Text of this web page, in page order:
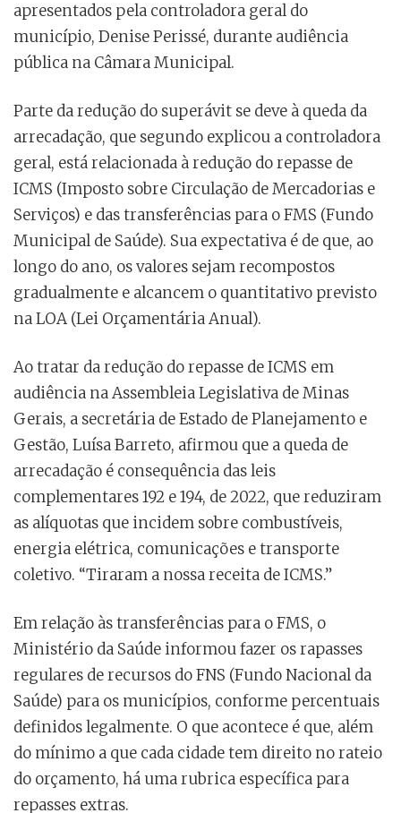
apresentados pela controladora geral do
município, Denise Perissé, durante audiência
pública na Câmara Municipal.
Parte da redução do superávit se deve à queda da
arrecadação, que segundo explicou a controladora
geral, está relacionada à redução do repasse de
ICMS (Imposto sobre Circulação de Mercadorias e
Serviços) e das transferências para o FMS (Fundo
Municipal de Saúde). Sua expectativa é de que, ao
longo do ano, os valores sejam recompostos
gradualmente e alcancem o quantitativo previsto
na LOA (Lei Orçamentária Anual).
Ao tratar da redução do repasse de ICMS em
audiência na Assembleia Legislativa de Minas
Gerais, a secretária de Estado de Planejamento e
Gestão, Luísa Barreto, afirmou que a queda de
arrecadação é consequência das leis
complementares 192 e 194, de 2022, que reduziram
as alíquotas que incidem sobre combustíveis,
energia elétrica, comunicações e transporte
coletivo. “Tiraram a nossa receita de ICMS.”
Em relação às transferências para o FMS, o
Ministério da Saúde informou fazer os rapasses
regulares de recursos do FNS (Fundo Nacional da
Saúde) para os municípios, conforme percentuais
definidos legalmente. O que acontece é que, além
do mínimo a que cada cidade tem direito no rateio
do orçamento, há uma rubrica específica para
repasses extras.